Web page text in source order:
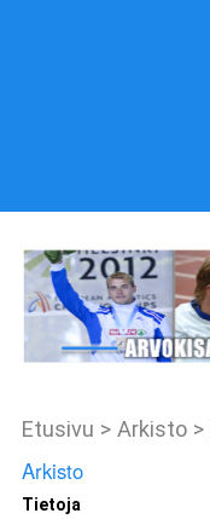
Etusivu > Arkisto >
Arkisto
Tietoja